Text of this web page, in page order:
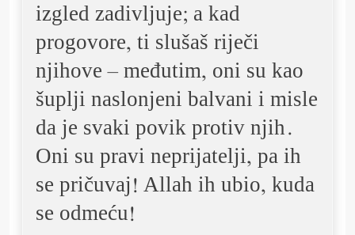
izgled zadivljuje; a kad
progovore, ti slušaš riječi
njihove – međutim, oni su kao
šuplji naslonjeni balvani i misle
da je svaki povik protiv njih.
Oni su pravi neprijatelji, pa ih
se pričuvaj! Allah ih ubio, kuda
se odmeću!